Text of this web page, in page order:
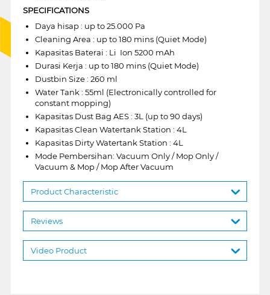
SPECIFICATIONS
Daya hisap : up to 25.000 Pa
Cleaning Area : up to 180 mins (Quiet Mode)
Kapasitas Baterai : Li  Ion 5200 mAh
Durasi Kerja : up to 180 mins (Quiet Mode)
Dustbin Size : 260 ml
Water Tank : 55ml (Electronically controlled for
constant mopping)
Kapasitas Dust Bag AES : 3L (up to 90 days)
Kapasitas Clean Watertank Station : 4L
Kapasitas Dirty Watertank Station : 4L
Mode Pembersihan: Vacuum Only / Mop Only /
Vacuum & Mop / Mop After Vacuum
Product Characteristic
Reviews
Video Product